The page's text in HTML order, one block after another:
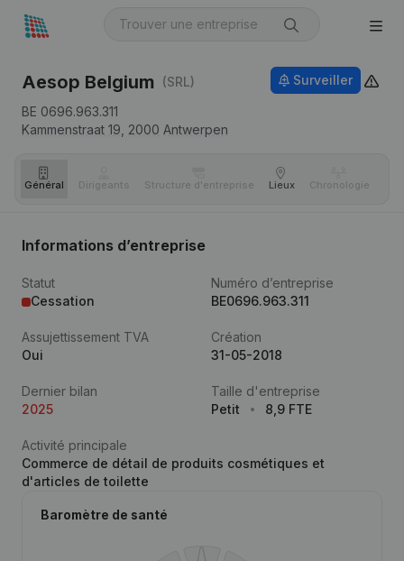
Aesop Belgium (SRL)
BE 0696.963.311
Kammenstraat 19, 2000 Antwerpen
Surveiller
Général Dirigeants Structure d'entreprise Lieux Chronologie
Informations d’entreprise
Statut
Cessation
Numéro d’entreprise
BE0696.963.311
Assujettissement TVA
Oui
Création
31-05-2018
Dernier bilan
2025
Taille d'entreprise
Petit
8,9 FTE
Activité principale
Commerce de détail de produits cosmétiques et
d'articles de toilette
Baromètre de santé